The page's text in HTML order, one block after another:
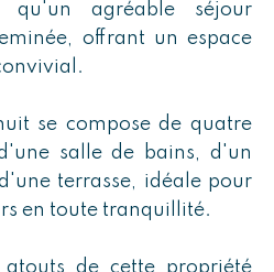
qu'un agréable séjour
offrant un espace
se compose de quatre
salle de bains, d'un
terrasse, idéale pour
en toute tranquillité.
de cette propriété